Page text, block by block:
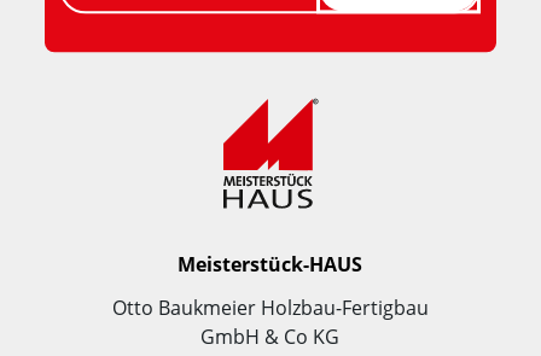
Meisterstück-HAUS
Otto Baukmeier Holzbau-Fertigbau
GmbH & Co KG